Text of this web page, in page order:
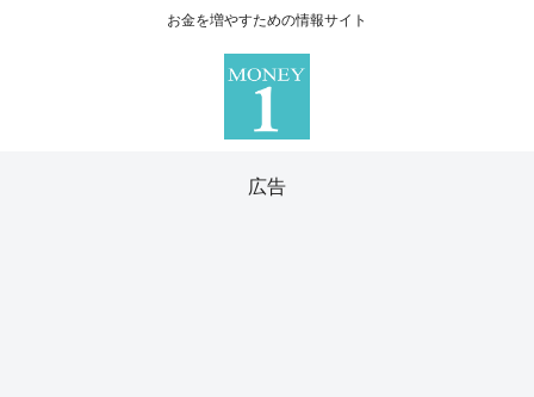
お金を増やすための情報サイト
広告